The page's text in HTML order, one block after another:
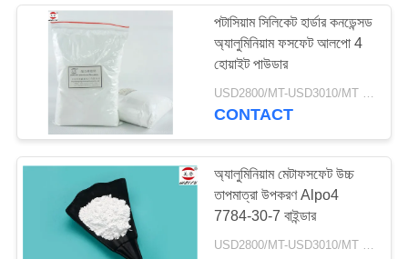
মণি অ্যালুমিনিয়াম ফসফেট
83
পটাসিয়াম সিলিকেট হার্ডার কনডেন্সড
অ্যালুমিনিয়াম ফসফেট আলপো 4
হোয়াইট পাউডার
USD2800/MT-USD3010/MT MOQ:1 কেজি
CONTACT
অ্যালুমিনিয়াম মেটাফসফেট উচ্চ
তাপমাত্রা উপকরণ Alpo4
7784-30-7 বাইন্ডার
USD2800/MT-USD3010/MT MOQ:1 কেজি